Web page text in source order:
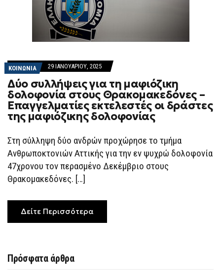
ΚΟΙΝΩΝΙΑ 29 ΙΑΝΟΥΑΡΊΟΥ, 2025
Δύο συλλήψεις για τη μαφιόζικη
δολοφονία στους Θρακομακεδόνες –
Επαγγελματίες εκτελεστές οι δράστες
της μαφιόζικης δολοφονίας
Στη σύλληψη δύο ανδρών προχώρησε το τμήμα
Ανθρωποκτονιών Αττικής για την εν ψυχρώ δολοφονία
47χρονου τον περασμένο Δεκέμβριο στους
Θρακομακεδόνες. […]
Δείτε Περισσότερα
Πρόσφατα άρθρα